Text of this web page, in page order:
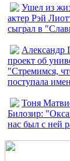
Ушел из
актер Рэй
сыграл в
Александр
проект об
"Стремимся,
поступала
Тоня
Билозир:
нас был с ней